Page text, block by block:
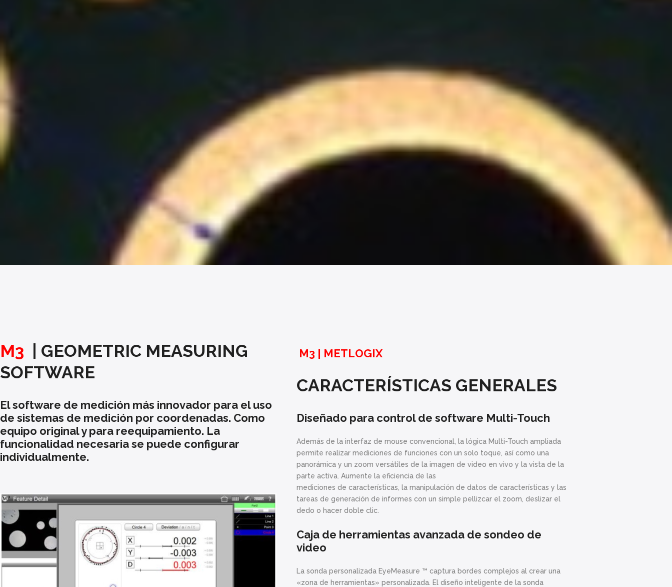
M3
| GEOMETRIC MEASURING
SOFTWARE
El software de medición más innovador para el uso
de sistemas de medición por coordenadas. Como
equipo original y para reequipamiento. La
funcionalidad necesaria se puede configurar
individualmente.
M3 | METLOGIX
CARACTERÍSTICAS GENERALES
Diseñado para control de software Multi-Touch
Además de la interfaz de mouse convencional, la lógica Multi-Touch ampliada
permite realizar mediciones de funciones con un solo toque, así como una
panorámica y un zoom versátiles de la imagen de video en vivo y la vista de la
parte activa. Aumente la eficiencia de las
mediciones de características, la manipulación de datos de características y las
tareas de generación de informes con un simple pellizcar el zoom, deslizar el
dedo o hacer doble clic.
Caja de herramientas avanzada de sondeo de
video
La sonda personalizada EyeMeasure ™ captura bordes complejos al crear una
«zona de herramientas» personalizada. El diseño inteligente de la sonda